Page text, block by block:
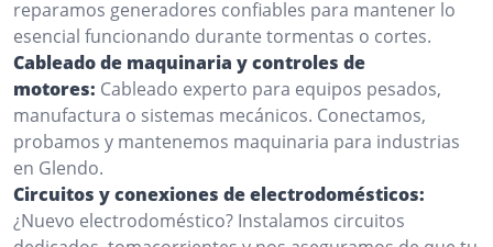
reparamos generadores confiables para mantener lo
esencial funcionando durante tormentas o cortes.
Cableado de maquinaria y controles de
motores: Cableado experto para equipos pesados,
manufactura o sistemas mecánicos. Conectamos,
probamos y mantenemos maquinaria para industrias
en Glendo.
Circuitos y conexiones de electrodomésticos:
¿Nuevo electrodoméstico? Instalamos circuitos